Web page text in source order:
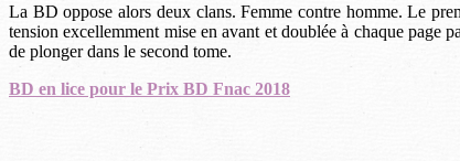
La BD oppose alors deux clans. Femme contre homme. Le
tension excellemment mise en avant et doublée à chaque page
de plonger dans le second tome.
BD en lice pour le Prix BD Fnac 2018